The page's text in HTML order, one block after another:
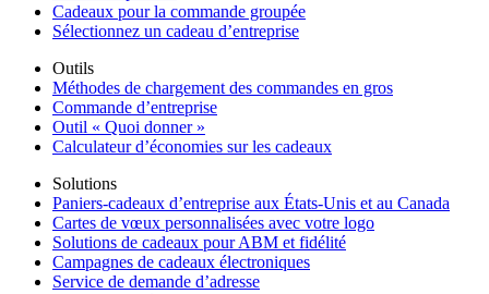
Cadeaux pour la commande groupée
Sélectionnez un cadeau d’entreprise
Outils
Méthodes de chargement des commandes en gros
Commande d’entreprise
Outil « Quoi donner »
Calculateur d’économies sur les cadeaux
Solutions
Paniers-cadeaux d’entreprise aux États-Unis et au Canada
Cartes de vœux personnalisées avec votre logo
Solutions de cadeaux pour ABM et fidélité
Campagnes de cadeaux électroniques
Service de demande d’adresse